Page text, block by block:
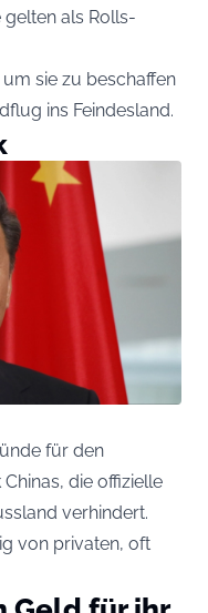
gelten als Rolls-
sie zu beschaffen
ins Feindesland.
für den
die offizielle
verhindert.
von privaten, oft